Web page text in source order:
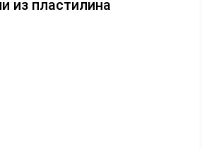
из пластилина